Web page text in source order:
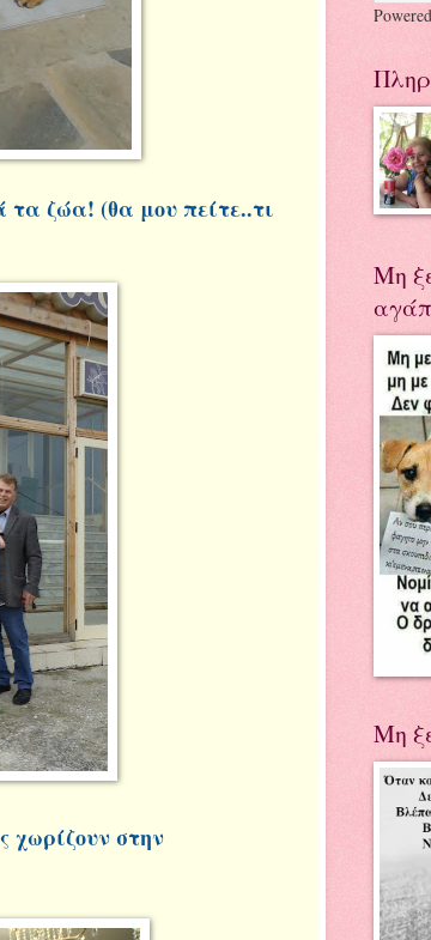
ζώα! (θα μου πείτε..τι
χωρίζουν στην
Μη
Μη